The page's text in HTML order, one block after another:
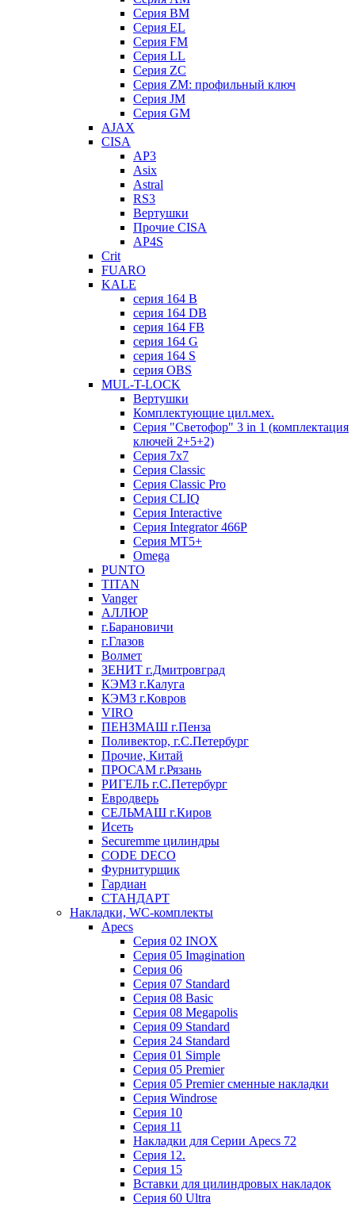
Серия BM
Серия EL
Серия FM
Серия LL
Серия ZC
Серия ZM: профильный ключ
Серия JM
Серия GM
AJAX
CISA
AP3
Asix
Astral
RS3
Вертушки
Прочие CISA
AP4S
Crit
FUARO
KALE
серия 164 B
серия 164 DB
серия 164 FB
серия 164 G
серия 164 S
серия OBS
MUL-T-LOCK
Вертушки
Комплектующие цил.мех.
Серия "Светофор" 3 in 1 (комплектация
ключей 2+5+2)
Серия 7х7
Серия Classic
Серия Classic Pro
Серия CLIQ
Серия Interactive
Серия Integrator 466P
Серия MT5+
Omega
PUNTO
TITAN
Vanger
АЛЛЮР
г.Барановичи
г.Глазов
Волмет
ЗЕНИТ г.Дмитровград
КЭМЗ г.Калуга
КЭМЗ г.Ковров
VIRO
ПЕНЗМАШ г.Пенза
Поливектор, г.С.Петербург
Прочие, Китай
ПРОСАМ г.Рязань
РИГЕЛЬ г.С.Петербург
Евродверь
СЕЛЬМАШ г.Киров
Исеть
Securemme цилиндры
CODE DECO
Фурнитурщик
Гардиан
СТАНДАРТ
Накладки, WC-комплекты
Apecs
Cерия 02 INOX
Cерия 05 Imagination
Cерия 06
Cерия 07 Standard
Cерия 08 Basic
Cерия 08 Megapolis
Cерия 09 Standard
Cерия 24 Standard
Серия 01 Simple
Серия 05 Premier
Серия 05 Premier сменные накладки
Cерия Windrose
Серия 10
Серия 11
Накладки для Серии Apecs 72
Серия 12.
Серия 15
Вставки для цилиндровых накладок
Серия 60 Ultra